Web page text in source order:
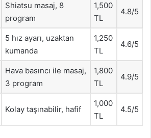
Shiatsu masaj, 8
program
1,500
TL
4.8/5
5 hız ayarı, uzaktan
kumanda
1,250
TL
4.6/5
Hava basıncı ile masaj,
3 program
1,800
TL
4.9/5
Kolay taşınabilir, hafif
1,000
TL
4.5/5